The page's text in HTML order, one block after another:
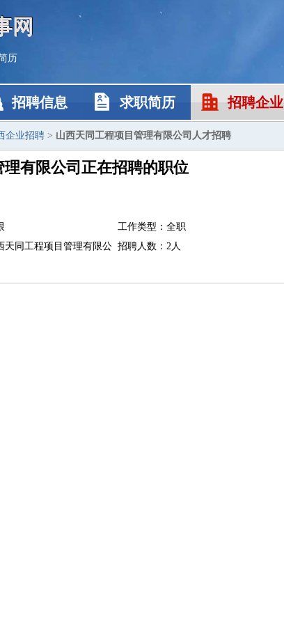
网
历
招聘信息 求职简历 招聘企业
企业招聘 > 山西天同工程项目管理有限公司人才招聘
有限公司正在招聘的职位
工作类型：全职
天同工程项目管理有限公 招聘人数：2人